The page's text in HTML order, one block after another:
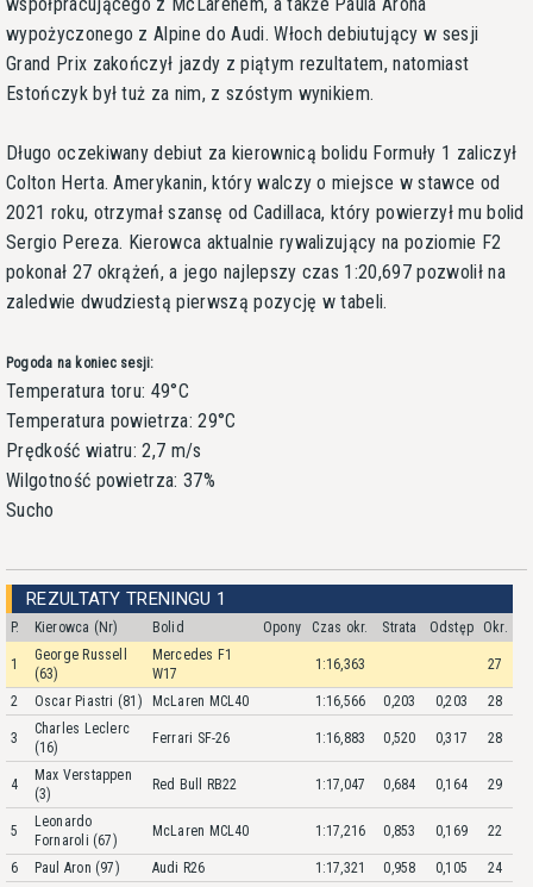
wypożyczonego z Alpine do Audi. Włoch debiutujący w sesji
Grand Prix zakończył jazdy z piątym rezultatem, natomiast
Estończyk był tuż za nim, z szóstym wynikiem.
Długo oczekiwany debiut za kierownicą bolidu Formuły 1 zaliczył
Colton Herta. Amerykanin, który walczy o miejsce w stawce od
2021 roku, otrzymał szansę od Cadillaca, który powierzył mu bolid
Sergio Pereza. Kierowca aktualnie rywalizujący na poziomie F2
pokonał 27 okrążeń, a jego najlepszy czas 1:20,697 pozwolił na
zaledwie dwudziestą pierwszą pozycję w tabeli.
Pogoda na koniec sesji:
Temperatura toru: 49°C
Temperatura powietrza: 29°C
Prędkość wiatru: 2,7 m/s
Wilgotność powietrza: 37%
Sucho
REZULTATY TRENINGU 1
P. Kierowca (Nr) Bolid Opony Czas okr. Strata Odstęp Okr.
1
George Russell
(63)
Mercedes F1
W17
1:16,363 27
2 Oscar Piastri (81) McLaren MCL40 1:16,566 0,203 0,203 28
3
Charles Leclerc
(16)
Ferrari SF-26 1:16,883 0,520 0,317 28
4
Max Verstappen
(3)
Red Bull RB22 1:17,047 0,684 0,164 29
5
Leonardo
Fornaroli (67)
McLaren MCL40 1:17,216 0,853 0,169 22
6 Paul Aron (97) Audi R26 1:17,321 0,958 0,105
24